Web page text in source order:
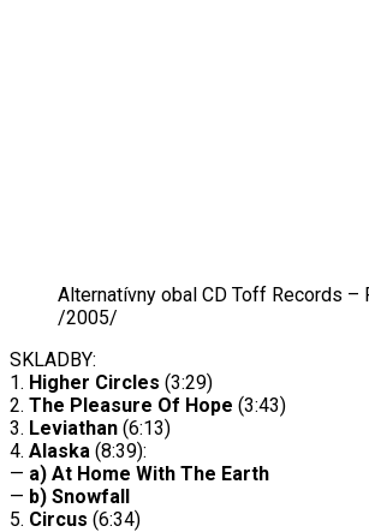
Alternatívny obal CD Toff Records ‎–
/2005/
SKLADBY:
1. Higher Circles (3:29)
2. The Pleasure Of Hope (3:43)
3. Leviathan (6:13)
4. Alaska (8:39):
— a) At Home With The Earth
— b) Snowfall
5. Circus (6:34)